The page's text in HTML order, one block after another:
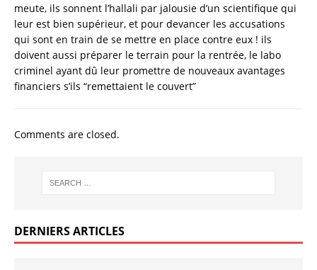
meute, ils sonnent l’hallali par jalousie d’un scientifique qui
leur est bien supérieur, et pour devancer les accusations
qui sont en train de se mettre en place contre eux ! ils
doivent aussi préparer le terrain pour la rentrée, le labo
criminel ayant dû leur promettre de nouveaux avantages
financiers s’ils “remettaient le couvert”
Comments are closed.
DERNIERS ARTICLES